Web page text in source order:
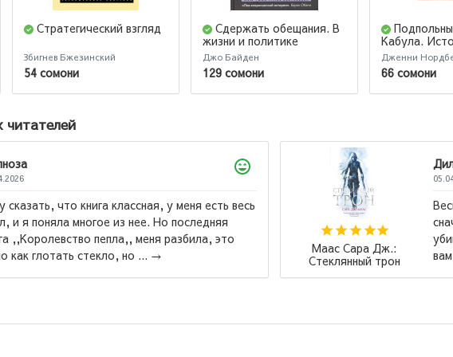
Стратегический взгляд
Збигнев Бжезинский
54 сомони
Сдержать обещания. В
жизни и политике
Джо Байден
129 сомони
Кабула.
афганок,
в мужском
издание
Дженни
66 сомони
у меня есть весь
последняя
разбила, это
Маас Сара Дж.:
Стеклянный трон
Весь цикл превосходен, но
сначало ,,Стеклянный трон,, а
убийцы,, тем кто реально
вам будет виднее, через что и